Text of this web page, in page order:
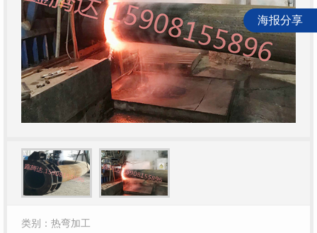
类别：热弯加工
海报分享